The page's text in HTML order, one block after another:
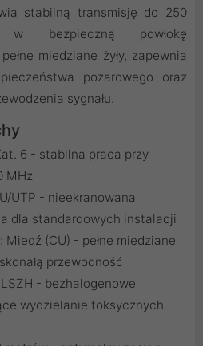
stabilną transmisję do 250
w bezpieczną powłokę
miedziane żyły, zapewnia
pożarowego oraz
sygnału.
6 - stabilna praca przy
MHz
UTP - nieekranowana
dla standardowych instalacji
Miedź (CU) - pełne miedziane
przewodność
- bezhalogenowe
wydzielanie toksycznych